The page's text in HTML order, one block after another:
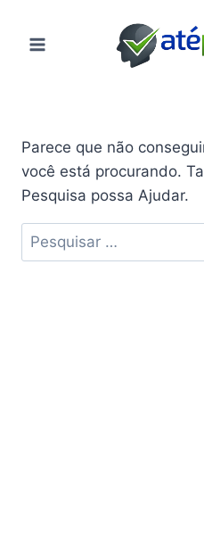
para
Parece que não
você está procurando.
Pesquisa possa Ajudar.
Pesquisar
por: